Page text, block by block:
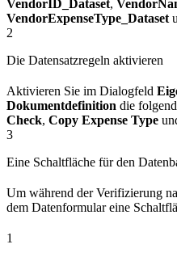
VendorID_Dataset,
VendorExpenseType_Dataset
2
Die Datensatzregeln aktivieren
Aktivieren Sie im Dialogfeld
Dokumentdefinition die
Check, Copy Expense Type
3
Eine Schaltfläche für den
Um während der Verifizierung
dem Datenformular eine
1